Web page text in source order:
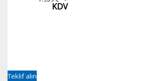
KDV
Teklif alın